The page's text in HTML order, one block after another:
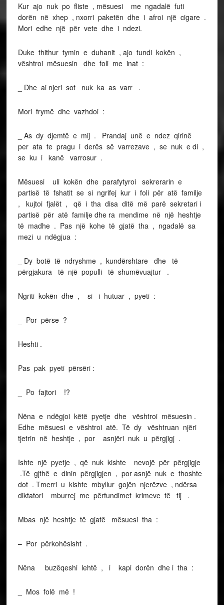
Kur ajo nuk po fliste , mësuesi me ngadalë futi
dorën në xhep , nxorri paketën dhe i afroi një cigare .
Mori edhe një për vete dhe i ndezi.
Duke thithur tymin e duhanit , ajo tundi kokën ,
vështroi mësuesin dhe foli me inat :
_ Dhe ai njeri sot nuk ka as varr .
Mori frymë dhe vazhdoi :
_ As dy djemtë e mij . Prandaj unë e ndez qirinë
per ata te pragu i derës së varrezave , se nuk e di ,
se ku i kanë varrosur .
Mësuesi uli kokën dhe parafytyroi sekrerarin e
partisë të fshatit se si ngrifej kur i foli për atë familje
, kujtoi fjalët , që i tha disa ditë më parë sekretari i
partisë për atë familje dhe ra mendime në një heshtje
të madhe . Pas një kohe të gjatë tha , ngadalë sa
mezi u ndëgjua :
_ Dy botë të ndryshme , kundërshtare dhe të
përgjakura të një populli të shumëvuajtur .
Ngriti kokën dhe , si i hutuar , pyeti :
_ Por përse ?
Heshti .
Pas pak pyeti përsëri :
_ Po fajtori !?
Nëna e ndëgjoi këtë pyetje dhe vështroi mësuesin .
Edhe mësuesi e vështroi atë. Të dy vështruan njëri
tjetrin në heshtje , por asnjëri nuk u përgjigj .
Ishte një pyetje , që nuk kishte nevojë për përgjigje
.Të gjthë e dinin përgjigjen , por asnjë nuk e thoshte
dot . Tmerri u kishte mbyllur gojën njerëzve , ndërsa
diktatori mburrej me përfundimet krimeve të tij .
Mbas një heshtje të gjatë mësuesi tha :
– Por përkohësisht .
Nëna buzëqeshi lehtë , i kapi dorën dhe i tha :
_ Mos folë më !